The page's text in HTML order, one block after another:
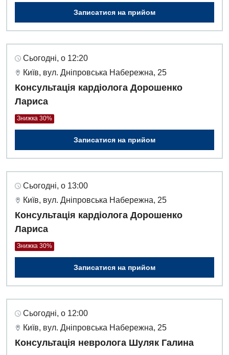
Записатися на прийом
Сьогодні, о 12:20
Київ, вул. Дніпровська Набережна, 25
Консультація кардіолога Дорошенко
Лариса
Знижка 30%
Записатися на прийом
Сьогодні, о 13:00
Київ, вул. Дніпровська Набережна, 25
Консультація кардіолога Дорошенко
Лариса
Знижка 30%
Записатися на прийом
Сьогодні, о 12:00
Київ, вул. Дніпровська Набережна, 25
Консультація невролога Шуляк Галина